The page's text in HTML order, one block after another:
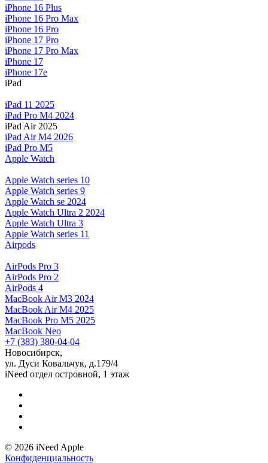
iPhone 16 Plus
iPhone 16 Pro Max
iPhone 16 Pro
iPhone 17 Pro
iPhone 17 Pro Max
iPhone 17
iPhone 17e
iPad
iPad 11 2025
iPad Pro M4 2024
iPad Air 2025
iPad Air M4 2026
iPad Pro M5
Apple Watch
Apple Watch series 10
Apple Watch series 9
Apple Watch se 2024
Apple Watch Ultra 2 2024
Apple Watch Ultra 3
Apple Watch series 11
Airpods
AirPods Pro 3
AirPods Pro 2
AirPods 4
MacBook Air M3 2024
MacBook Air M4 2025
MacBook Pro M5 2025
MacBook Neo
+7 (383) 380-04-04
Новосибирск,
ул. Дуси Ковальчук, д.179/4
iNeed отдел островной, 1 этаж
© 2026 iNeed Apple
Конфиденциальность